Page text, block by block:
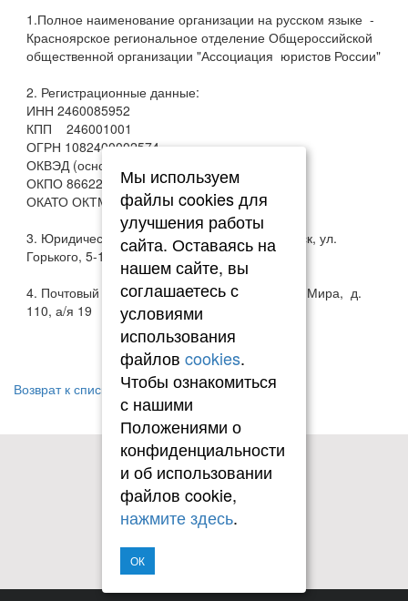
1.Полное наименование организации на русском языке -
Красноярское региональное отделение Общероссийской
общественной организации "Ассоциация юристов России"
2. Регистрационные данные:
ИНН 2460085952
КПП 246001001
ОГРН 1082400002574
ОКВЭД (основной) 94.12
ОКПО 86622188
ОКАТО ОКТМО 04701000
3. Юридический адрес: 660021, г. Красноярск, ул.
Горького, 5-16
4. Почтовый адрес: 660009, г. Красноярск, пр. Мира, д.
110, а/я 19
Возврат к списку
Мы используем
файлы cookies для
улучшения работы
сайта. Оставаясь на
нашем сайте, вы
соглашаетесь с
условиями
использования
файлов cookies.
Чтобы ознакомиться
с нашими
Положениями о
конфиденциальности
и об использовании
файлов cookie,
нажмите здесь.
ОК